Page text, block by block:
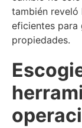
también reveló
eficientes para
propiedades.